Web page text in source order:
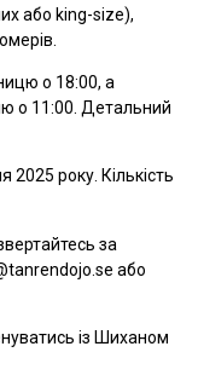
або king-size),
о 18:00, а
о 11:00. Детальний
2025 року. Кількість
за
або
із Шиханом